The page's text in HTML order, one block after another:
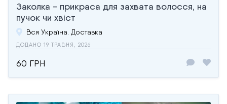
Заколка - прикраса для захвата волосся, на
пучок чи хвіст
Вся Україна. Доставка
ДОДАНО 19 ТРАВНЯ, 2026
60 ГРН